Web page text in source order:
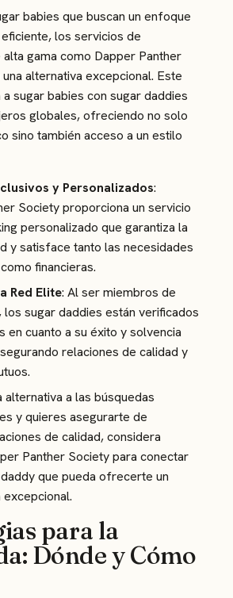
babies que buscan un enfoque
los servicios de
gama como Dapper Panther
alternativa excepcional. Este
sugar babies con sugar daddies
globales, ofreciendo no solo
sino también acceso a un estilo
y Personalizados:
Society proporciona un servicio
personalizado que garantiza la
y satisface tanto las necesidades
financieras.
Red Elite: Al ser miembros de
sugar daddies están verificados
en cuanto a su éxito y solvencia
relaciones de calidad y
alternativa a las búsquedas
y quieres asegurarte de
de calidad, considera
Panther Societypara conectar
que pueda ofrecerte un
para la
Dónde y Cómo